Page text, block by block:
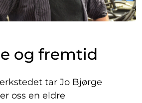
og fremtid
tar Jo Bjørge
oss en eldre